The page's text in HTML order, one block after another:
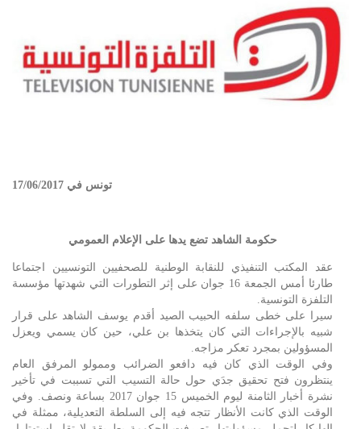
تونس في 17/06/2017
حكومة الشاهد تضع يدها على الإعلام العمومي
عقد المكتب التنفيذي للنقابة الوطنية للصحفيين التونسيين اجتماعا
طارئا أمس الجمعة 16 جوان على إثر التطورات التي شهدتها مؤسسة
التلفزة التونسية.
سيرا على خطى سلفه الحبيب الصيد أقدم يوسف الشاهد على قرار
شبيه بالإجراءات التي كان يتخذها بن علي، حين كان يسمي ويعزل
المسؤولين بمجرد تعكر مزاجه.
وفي الوقت الذي كان فيه دافعو الضرائب وممولو المرفق العام
ينتظرون فتح تحقيق جدَي حول حالة التسيب التي تسببت في تأخير
نشرة أخبار الثامنة ليوم الخميس 15 جوان 2017 بساعة ونصف. وفي
الوقت الذي كانت الأنظار تتجه فيه إلى السلطة التعديلية، ممثلة في